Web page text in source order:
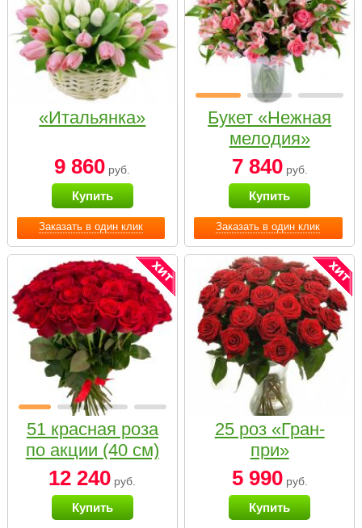
Заказать в один клик
«Итальянка»
9 860 руб.
Купить
Заказать в один клик
Букет «Нежная
мелодия»
7 840руб.
Купить
51 красная роза
по акции (40 см)
12 240 руб.
Купить
25 роз «Гран-
при»
5 990руб.
Купить